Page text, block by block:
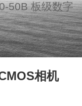
50B 板级数字
相机